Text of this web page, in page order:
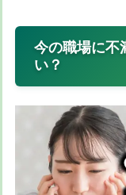
今の職場に不
い？